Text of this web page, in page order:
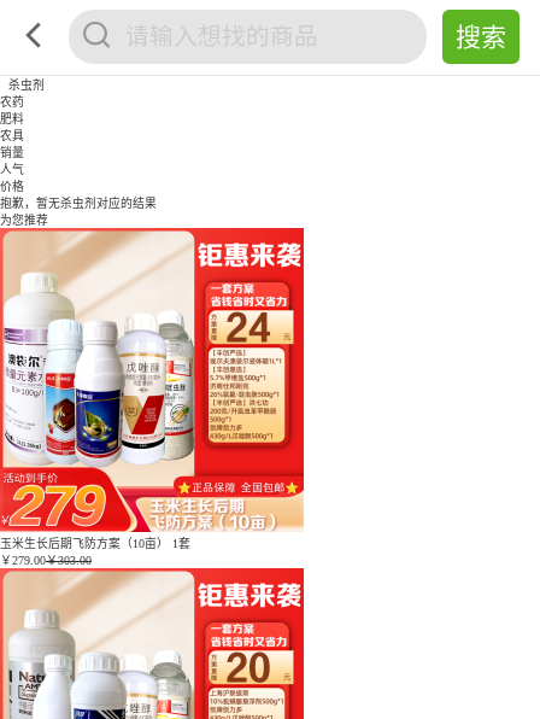
杀虫剂
农药
肥料
农具
销量
人气
价格
抱歉，暂无杀虫剂对应的结果
为您推荐
玉米生长后期飞防方案（10亩） 1套
￥279.00￥303.00